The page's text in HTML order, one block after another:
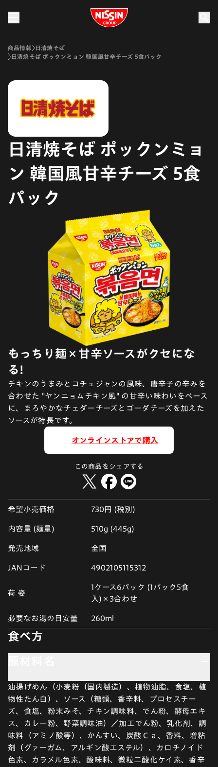
Nissin Group
商品情報
日清焼そば
日清焼そば ポックンミョン 韓国風甘辛チーズ 5食パック
日清焼そば ポックンミョ
ン 韓国風甘辛チーズ 5食
パック
もっちり麺×甘辛ソースがクセにな
る!
チキンのうまみとコチュジャンの風味、唐辛子の辛みを
合わせた "ヤンニョムチキン風" の甘辛い味わいをベース
に、まろやかなチェダーチーズとゴーダチーズを加えた
ソースが特長です。
オンラインストアで購入
この商品をシェアする
希望小売価格 730円 (税別)
内容量 (麺量) 510g (445g)
発売地域 全国
JANコード 4902105115312
荷 姿
1ケース6パック (1パック5食
入)×3合わせ
必要なお湯の目安量 260ml
食べ方
油揚げめん（小麦粉（国内製造）、植物油脂、食塩、植
物性たん白）、ソース（糖類、香辛料、プロセスチー
ズ、食塩、粉末みそ、チキン調味料、でん粉、酵母エキ
ス、カレー粉、野菜調味油）／加工でん粉、乳化剤、調
味料（アミノ酸等）、かんすい、炭酸Ｃａ、香料、増粘
剤（グァーガム、アルギン酸エステル）、カロチノイド
色素、カラメル色素、酸味料、微粒二酸化ケイ素、香辛